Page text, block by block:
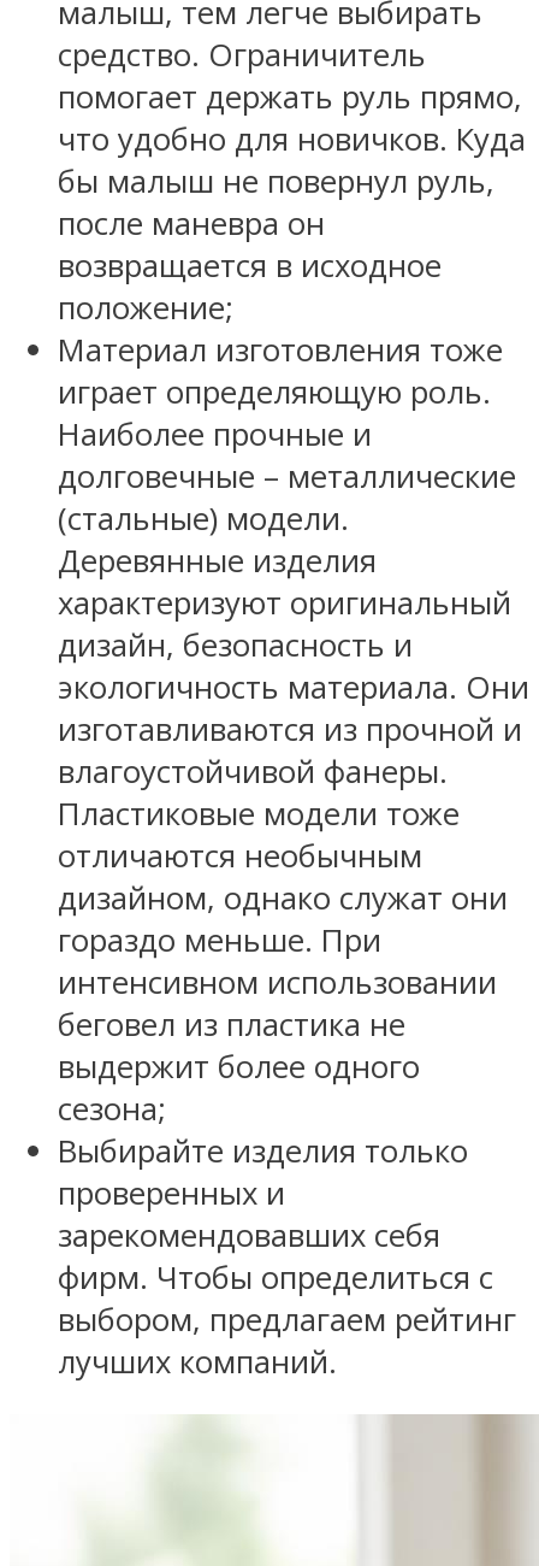
малыш, тем легче выбирать
средство. Ограничитель
помогает держать руль прямо,
что удобно для новичков. Куда
бы малыш не повернул руль,
после маневра он
возвращается в исходное
положение;
Материал изготовления тоже
играет определяющую роль.
Наиболее прочные и
долговечные – металлические
(стальные) модели.
Деревянные изделия
характеризуют оригинальный
дизайн, безопасность и
экологичность материала. Они
изготавливаются из прочной и
влагоустойчивой фанеры.
Пластиковые модели тоже
отличаются необычным
дизайном, однако служат они
гораздо меньше. При
интенсивном использовании
беговел из пластика не
выдержит более одного
сезона;
Выбирайте изделия только
проверенных и
зарекомендовавших себя
фирм. Чтобы определиться с
выбором, предлагаем рейтинг
лучших компаний.